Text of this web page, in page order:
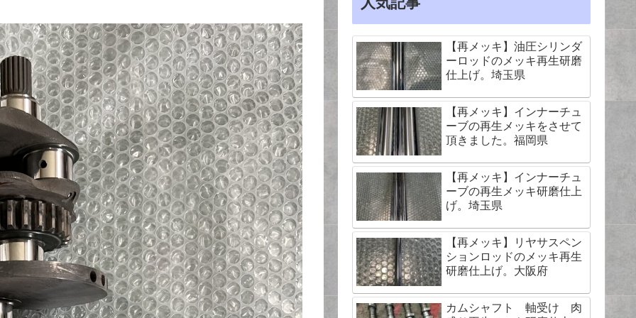
【再メッキ】油圧シリンダ
ーロッドのメッキ再生研磨
仕上げ。埼玉県
【再メッキ】インナーチュ
ーブの再生メッキをさせて
頂きました。福岡県
【再メッキ】インナーチュ
ーブの再生メッキ研磨仕上
げ。埼玉県
【再メッキ】リヤサスペン
ションロッドのメッキ再生
研磨仕上げ。大阪府
カムシャフト 軸受け 肉